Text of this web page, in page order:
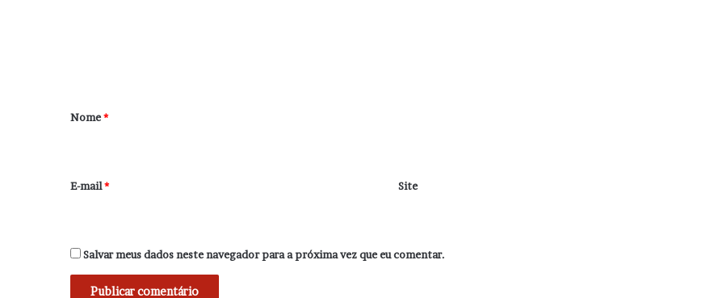
r
*
Nome*
E-mail* Site
Salvar meus dados neste navegador para a próxima vez que eu comentar.